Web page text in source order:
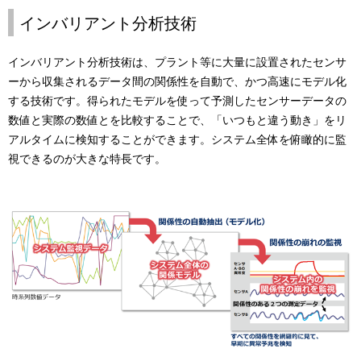
インバリアント分析技術
インバリアント分析技術は、プラント等に大量に設置されたセンサ
ーから収集されるデータ間の関係性を自動で、かつ高速にモデル化
する技術です。得られたモデルを使って予測したセンサーデータの
数値と実際の数値とを比較することで、「いつもと違う動き」をリ
アルタイムに検知することができます。システム全体を俯瞰的に監
視できるのが大きな特長です。